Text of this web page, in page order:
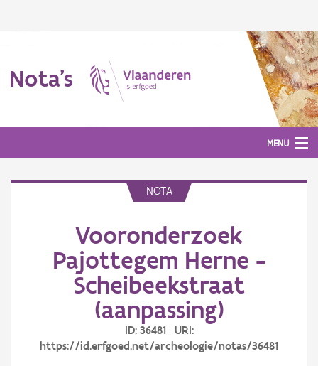
Nota's
MENU
NOTA
Vooronderzoek
Pajottegem Herne -
Scheibeekstraat
(aanpassing)
ID: 36481 URI:
https://id.erfgoed.net/archeologie/notas/36481